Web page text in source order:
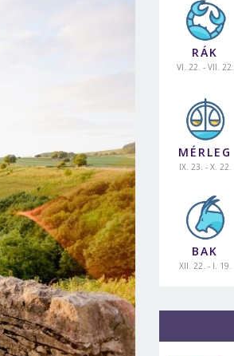
RÁK
VI. 22. - VII. 22.
MÉRLEG
IX. 23. - X. 22.
BAK
XII. 22. - I. 19.